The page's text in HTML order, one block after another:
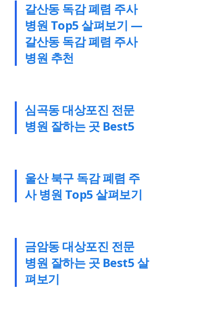
갈산동 독감 폐렴 주사
병원 Top5 살펴보기 —
갈산동 독감 폐렴 주사
병원 추천
심곡동 대상포진 전문
병원 잘하는 곳 Best5
울산 북구 독감 폐렴 주
사 병원 Top5 살펴보기
금암동 대상포진 전문
병원 잘하는 곳 Best5 살
펴보기